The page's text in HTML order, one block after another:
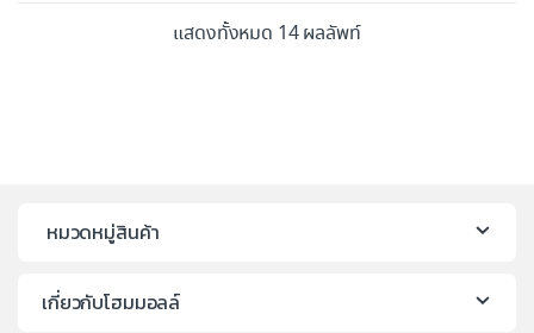
แสดงทั้งหมด 14 ผลลัพท์
หมวดหมู่สินค้า
เกี่ยวกับโฮมมอลล์